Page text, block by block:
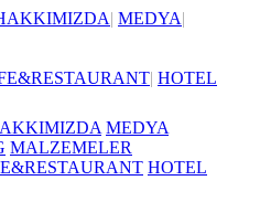
| MEDYA|
| HOTEL
MEDYA
MALZEMELER
HOTEL